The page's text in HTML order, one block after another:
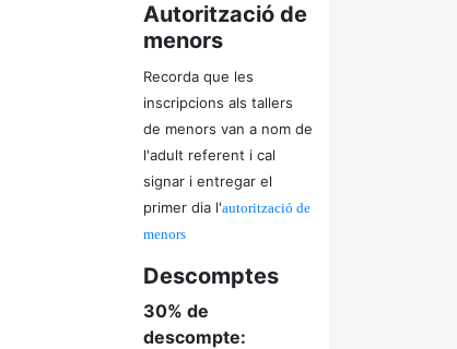
Autorització de
menors
Recorda que les
inscripcions als tallers
de menors van a nom de
l'adult referent i cal
signar i entregar el
primer dia l'autorització de
menors
Descomptes
30% de
descompte: